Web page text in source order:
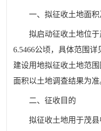
一、拟征收土地面积
拟启动征收土地位于
6.5466公顷，具体范围详
建设用地拟征收土地范
面积以土地调查结果为准
二、征收目的
拟征收土地用于茂